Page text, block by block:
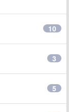
10
3
5